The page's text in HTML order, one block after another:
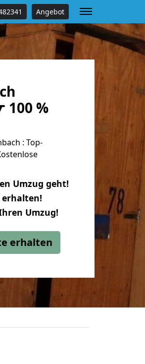
Angebot
100 %
: Top-
Umzug geht!
erhalten!
Umzug!
erhalten